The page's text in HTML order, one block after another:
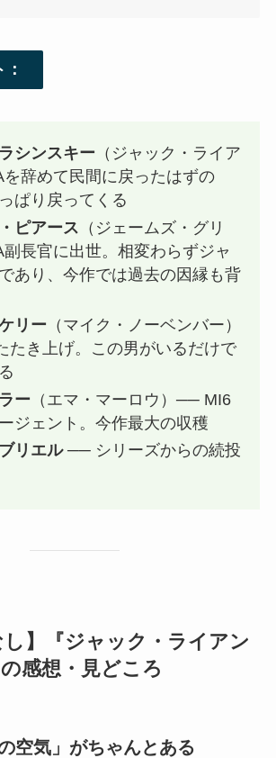
シンスキー （ジャック・ライア
辞めて民間に戻ったはずの
ぱり戻ってくる
ピアース （ジェームズ・グリ
長官に出世。相変わらずジャ
あり、今作では過去の因縁も背
リー （マイク・ノーベンバー）
たき上げ。この男がいるだけで
ー （エマ・マーロウ）── MI6
ジェント。今作最大の収穫
リエル── シリーズからの続投
し】『ジャック・ライアン
感想・見どころ
空気」がちゃんとある